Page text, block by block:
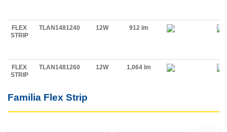
FLEX
STRIP
TLAN1481240 12W 912 lm
FLEX
STRIP
TLAN1481260 12W 1,064 lm
Familia Flex Strip